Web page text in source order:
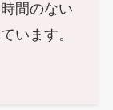
間のない
います。